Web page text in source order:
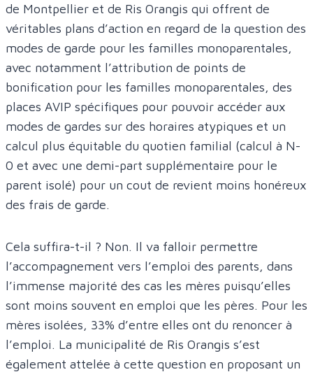
de Montpellier et de Ris Orangis qui offrent de
véritables plans d’action en regard de la question des
modes de garde pour les familles monoparentales,
avec notamment l’attribution de points de
bonification pour les familles monoparentales, des
places AVIP spécifiques pour pouvoir accéder aux
modes de gardes sur des horaires atypiques et un
calcul plus équitable du quotien familial (calcul à N-
0 et avec une demi-part supplémentaire pour le
parent isolé) pour un cout de revient moins honéreux
des frais de garde.
Cela suffira-t-il ? Non. Il va falloir permettre
l’accompagnement vers l’emploi des parents, dans
l’immense majorité des cas les mères puisqu’elles
sont moins souvent en emploi que les pères. Pour les
mères isolées, 33% d’entre elles ont du renoncer à
l’emploi. La municipalité de Ris Orangis s’est
également attelée à cette question en proposant un